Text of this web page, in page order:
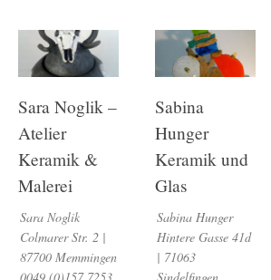
Sara Noglik –
Atelier
Keramik &
Malerei
Sara Noglik
Colmarer Str. 2 |
87700 Memmingen
Sabina
Hunger
Keramik und
Glas
Sabina Hunger
Hintere Gasse 41d
| 71063